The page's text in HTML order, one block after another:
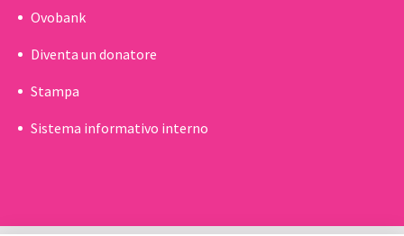
Ovobank
Diventa un donatore
Stampa
Sistema informativo interno